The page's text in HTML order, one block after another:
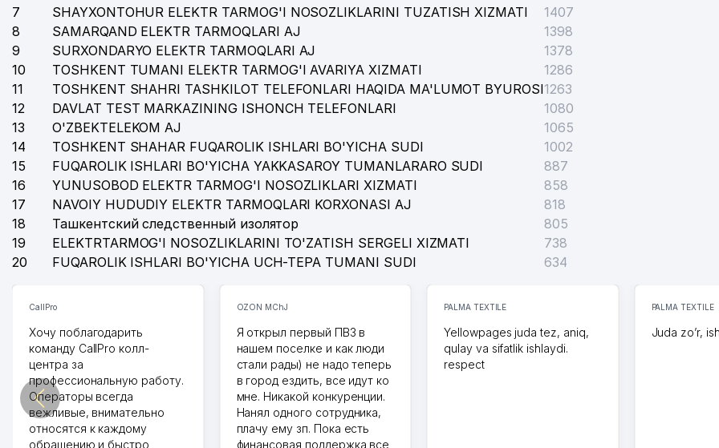
KABEL-BIZNES MChJ
MODERN FURNITURE MChJ
CARRERA PRO ENGINEERING MChJ
EXCLUSIVE TECHNO BUSINESS MChJ
AVANGARD MEGA GOLD MChJ
MIROLIS TRADING XUSUSIY KORXONASI
CREDO METALL MASTER MChJ
AGREGAT METALL SERVIS MChJ
VALESSIO COSMETICS MChJ XK
47 ALMUS COMPANIES XK MChJ
TESLA ELECTRICAL GROUP MChJ
49 YUGOIL LUBRICANTS MChJ
50 QURILMA MChJ
7
SHAYXONTOHUR ELEKTR TARMOG'I NOSOZLIKLARINI TUZATISH XIZMATI
1407
8
SAMARQAND ELEKTR TARMOQLARI AJ
1398
9
SURXONDARYO ELEKTR TARMOQLARI AJ
1378
10
TOSHKENT TUMANI ELEKTR TARMOG'I AVARIYA XIZMATI
1286
11
TOSHKENT SHAHRI TASHKILOT TELEFONLARI HAQIDA MA'LUMOT BYUROSI1263
12
DAVLAT TEST MARKAZINING ISHONCH TELEFONLARI
1080
13
O'ZBEKTELEKOM AJ
1065
14
TOSHKENT SHAHAR FUQAROLIK ISHLARI BO'YICHA SUDI
1002
15
FUQAROLIK ISHLARI BO'YICHA YAKKASAROY TUMANLARARO SUDI
887
16
YUNUSOBOD ELEKTR TARMOG'I NOSOZLIKLARI XIZMATI
858
17
NAVOIY HUDUDIY ELEKTR TARMOQLARI KORXONASI AJ
818
18
Ташкентский следственный изолятор
805
19
ELEKTRTARMOG'I NOSOZLIKLARINI TO'ZATISH SERGELI XIZMATI
738
20
FUQAROLIK ISHLARI BO'YICHA UCH-TEPA TUMANI SUDI 634
CallPro
Хочу поблагодарить
команду CallPro колл-
центра за
профессиональную работу.
Операторы всегда
вежливые, внимательно
относятся к каждому
обращению и быстро
OZON MChJ
Я открыл первый ПВЗ в
нашем поселке и как люди
стали рады) не надо теперь
в город ездить, все идут ко
мне. Никакой конкуренции.
Нанял одного сотрудника,
плачу ему зп. Пока есть
финансовая поддержка все
PALMA TEXTILE
Yellowpages juda tez, aniq,
qulay va sifatlik ishlaydi.
respect
PALMA TEXTILE
Juda zo’r,